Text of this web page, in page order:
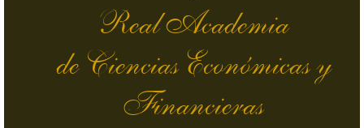
Real Academia
de Ciencias Económicas y
Financieras